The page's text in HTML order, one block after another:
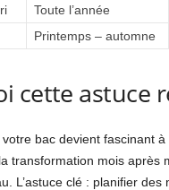
Toute l’année
Printemps – automne
cette astuce
bac devient fascinant
transformation mois après
L’astuce clé : planifier